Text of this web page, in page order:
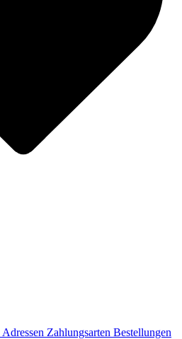
Adressen Zahlungsarten Bestellungen